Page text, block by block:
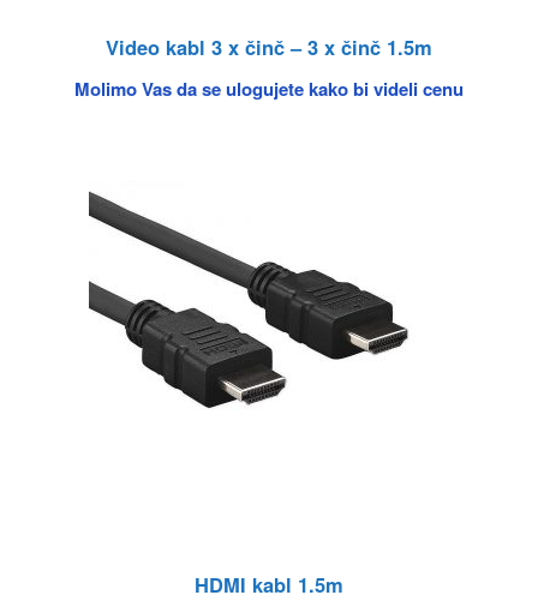
Video kabl 3 x činč – 3 x činč 1.5m
Molimo Vas da se ulogujete kako bi videli cenu
HDMI kabl 1.5m